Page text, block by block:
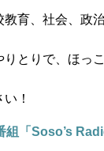
教育、社会、政
りとりで、ほっ
！
組「Soso’s